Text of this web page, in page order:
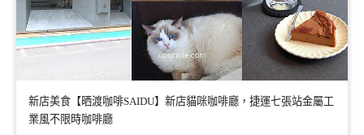
新店美食【晒渡咖啡SAIDU】新店貓咪咖啡廳，捷運七張站金屬工
業風不限時咖啡廳